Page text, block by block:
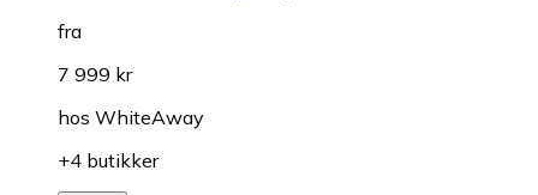
fra
7 999 kr
hos WhiteAway
+4 butikker